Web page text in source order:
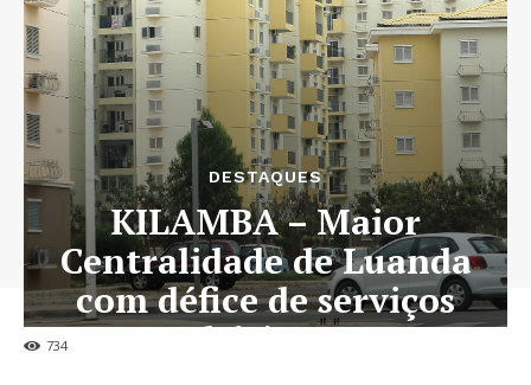
734
DESTAQUES
KILAMBA – Maior
Centralidade de Luanda
com défice de serviços
básicos